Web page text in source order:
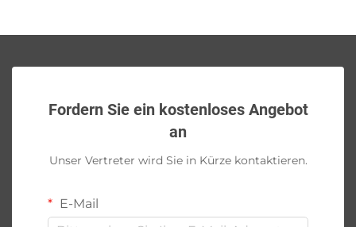
Fordern Sie ein kostenloses Angebot
an
Unser Vertreter wird Sie in Kürze kontaktieren.
E-Mail